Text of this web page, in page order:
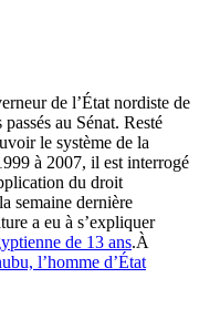
de l’État nordiste de
au Sénat. Resté
le système de la
à 2007, il est interrogé
du droit
semaine dernière
a eu à s’expliquer
de 13 ans.À
l’homme d’État